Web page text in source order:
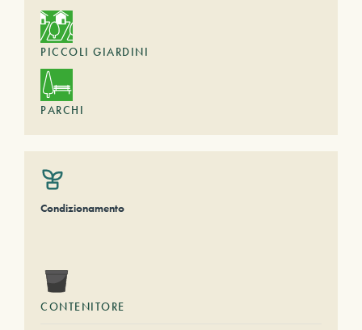
PICCOLI GIARDINI
PARCHI
Condizionamento
CONTENITORE